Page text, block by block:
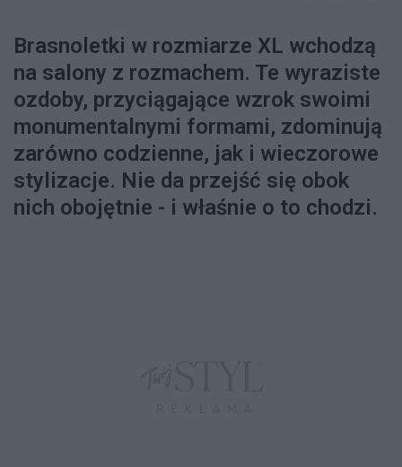
Brasnoletki w rozmiarze XL wchodzą
na salony z rozmachem. Te wyraziste
ozdoby, przyciągające wzrok swoimi
monumentalnymi formami, zdominują
zarówno codzienne, jak i wieczorowe
stylizacje. Nie da przejść się obok
nich obojętnie - i właśnie o to chodzi.